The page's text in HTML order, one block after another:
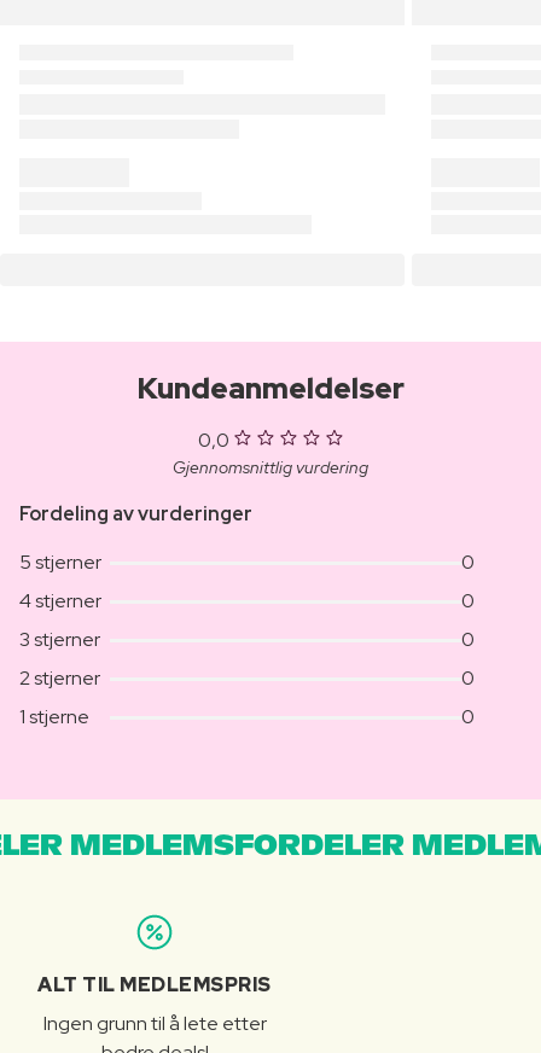
Kundeanmeldelser
0,0
Gjennomsnittlig vurdering
Fordeling av vurderinger
5 stjerner
0
4 stjerner
0
3 stjerner
0
2 stjerner
0
1 stjerne
0
MEDLEMSFORDELER
ALT TIL MEDLEMSPRIS
Ingen grunn til å lete etter